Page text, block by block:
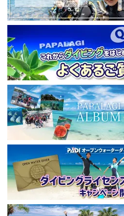
◆各地の水中世界を紹介するチャン
（サブチャンネル）
https://www.youtube.com/@user-
【初心者ダイビングライセンスコース
https://www.papalagi.co.jp/databox/
ode
パパラギダイビングスクール
藤沢本店
神奈川県藤沢市 南藤沢10-4
本社企画部
0466-26-6101
#ダイビングライセンス #ダイビング